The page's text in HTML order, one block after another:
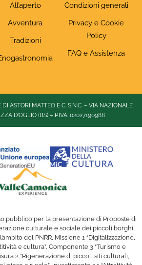
All’aperto
Avventura
Tradizioni
Condizioni generali
Privacy e Cookie
Policy
FAQ e Assistenza
ASTORI MATTEO E C. S.N.C. – VIA NAZIONALE
D’OGLIO (BS) – P.IVA: 02027190988
pubblico per la presentazione di Proposte di
culturale e sociale dei piccoli borghi
del PNRR, Missione 1 “Digitalizzazione,
e cultura”, Componente 3 “Turismo e
2 “Rigenerazione di piccoli siti culturali,